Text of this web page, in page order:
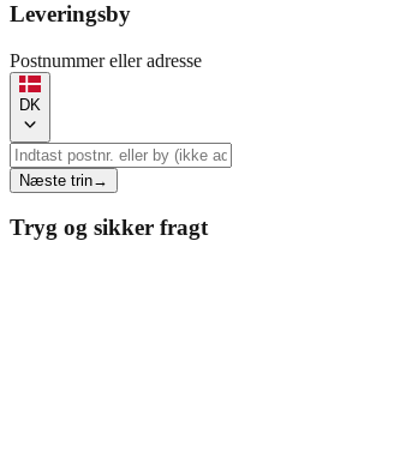
Leveringsby
Postnummer eller adresse
DK
Næste trin→
Tryg og sikker fragt